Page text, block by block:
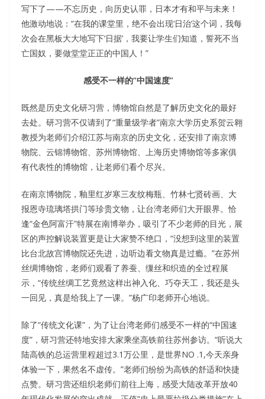
写下了——不忘历史，向历史认罪，日本才有和平与未来！
他激动地说：“在我的课堂里，绝不会出现‘日治’这个词，我每
次会在黑板大大地写下‘日据’，我要让学生们知道，誓死不当
亡国奴，要做堂堂正正的中国人！”
感受不一样的“中国速度”
既然是历史文化研习营，博物馆自然是了解历史文化的最好
去处。研习营不仅请到了“重量级学者”南京大学历史系贺云翱
教授为老师们介绍江苏与南京的历史文化，还安排了南京博
物院、云锦博物馆、苏州博物馆、上海历史博物馆等多家俱
有代表性的博物馆，让老师们看个尽兴。
在南京博物院，釉里红岁寒三友纹梅瓶、竹林七贤砖画、大
报恩寺琉璃塔拱门等珍贵文物，让台湾老师们大开眼界。恰
逢“金色阿富汗”特展在南博举办，吸引了不少老师的目光，展
区的声控解说装置更是让大家赞不绝口，“没想到这里的装置
比台北故宫博物院还先进，边听边看文物真是过瘾。”在苏州
丝绸博物馆，老师们观看了养蚕、缫丝和织造的全过程展
示，“传统丝绸工艺竟然这样出神入化、巧夺天工，我还是头
一回见，真是给我上了一课。”杨广印老师开心地说。
除了“传统文化课”，为了让台湾老师们感受不一样的“中国速
度”，研习营还特地安排大家乘坐高铁前往苏州参访。“听说大
陆高铁的总运营里程超过3.1万公里，是世界NO .1,今天亲身
体验一下，果然名不虚传。”老师们纷纷为高铁的舒适和快捷
点赞。研习营还组织老师们前往上海，感受大陆改革开放40